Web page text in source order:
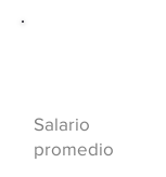
Salario
promedio